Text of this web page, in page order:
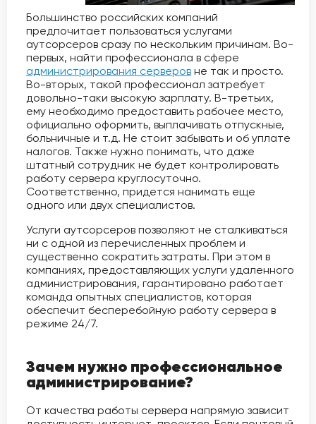
Большинство российских компаний
предпочитает пользоваться услугами
аутсорсеров сразу по нескольким причинам. Во-
первых, найти профессионала в сфере
администрирования серверов не так и просто.
Во-вторых, такой профессионал затребует
довольно-таки высокую зарплату. В-третьих,
ему необходимо предоставить рабочее место,
официально оформить, выплачивать отпускные,
больничные и т.д. Не стоит забывать и об уплате
налогов. Также нужно понимать, что даже
штатный сотрудник не будет контролировать
работу сервера круглосуточно.
Соответственно, придется нанимать еще
одного или двух специалистов.
Услуги аутсорсеров позволяют не сталкиваться
ни с одной из перечисленных проблем и
существенно сократить затраты. При этом в
компаниях, предоставляющих услуги удаленного
администрирования, гарантировано работает
команда опытных специалистов, которая
обеспечит бесперебойную работу сервера в
режиме 24/7.
Зачем нужно профессиональное
администрирование?
От качества работы сервера напрямую зависит